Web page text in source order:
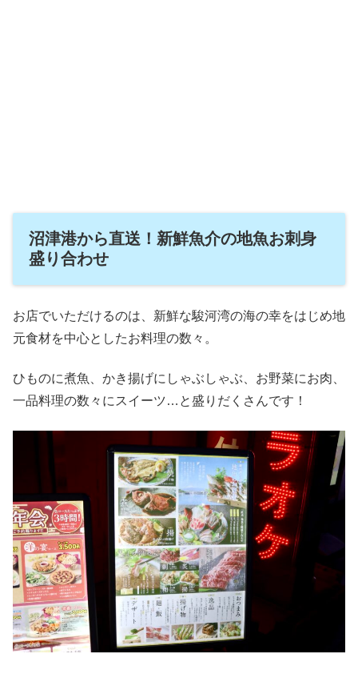
沼津港から直送！新鮮魚介の地魚お刺身
盛り合わせ
お店でいただけるのは、新鮮な駿河湾の海の幸をはじめ地
元食材を中心としたお料理の数々。
ひものに煮魚、かき揚げにしゃぶしゃぶ、お野菜にお肉、
一品料理の数々にスイーツ…と盛りだくさんです！